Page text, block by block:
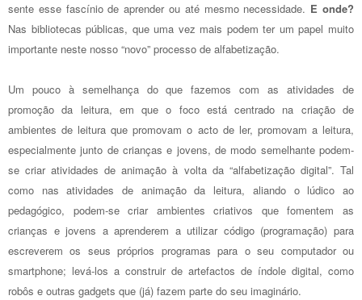
sente esse fascínio de aprender ou até mesmo necessidade. E onde?
Nas bibliotecas públicas, que uma vez mais podem ter um papel muito
importante neste nosso “novo” processo de alfabetização.
Um pouco à semelhança do que fazemos com as atividades de
promoção da leitura, em que o foco está centrado na criação de
ambientes de leitura que promovam o acto de ler, promovam a leitura,
especialmente junto de crianças e jovens, de modo semelhante podem-
se criar atividades de animação à volta da “alfabetização digital”. Tal
como nas atividades de animação da leitura, aliando o lúdico ao
pedagógico, podem-se criar ambientes criativos que fomentem as
crianças e jovens a aprenderem a utilizar código (programação) para
escreverem os seus próprios programas para o seu computador ou
smartphone; levá-los a construir de artefactos de índole digital, como
robôs e outras gadgets que (já) fazem parte do seu imaginário.